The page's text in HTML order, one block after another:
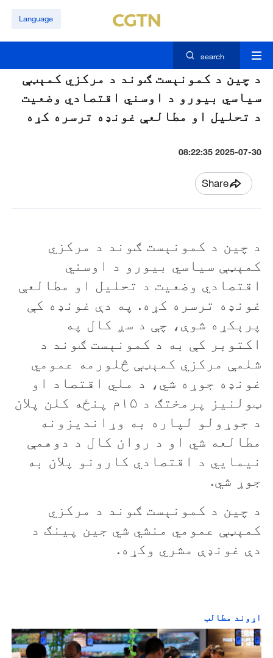
Language
search
د چين د کمونېست ګوند د مرکزي کمېټې
سياسي بيورو د اوسني اقتصادي وضعيت
د تحليل او مطالعې غونډه ترسره کړه
2025-07-30 08:22:35
Share
د چين د کمونېست ګوند د مرکزي
کمېټې سياسي بيورو د اوسني
اقتصادي وضعيت د تحليل او مطالعې
غونډه ترسره کړه. په دې غونډه کې
پرېکړه شوې، چې د سږ کال په
اکتوبر کې به د کمونېست ګوند د
شلمې مرکزي کمېټې څلورمه عمومي
غونډه جوړه شي، د ملي اقتصاد او
ټولنيز پرمختګ د ۱۵م پنځه کلن پلان
د جوړولو لپاره به وړانديزونه
مطالعه شي او د روان کال د دوهمې
نيمايي د اقتصادي کارونو پلان به
جوړ شي.
د چين د کمونېست ګوند د مرکزي
کمېټې عمومي منشي شي جين پينګ د
دې غونډې مشري وکړه.
اړوند مطالب